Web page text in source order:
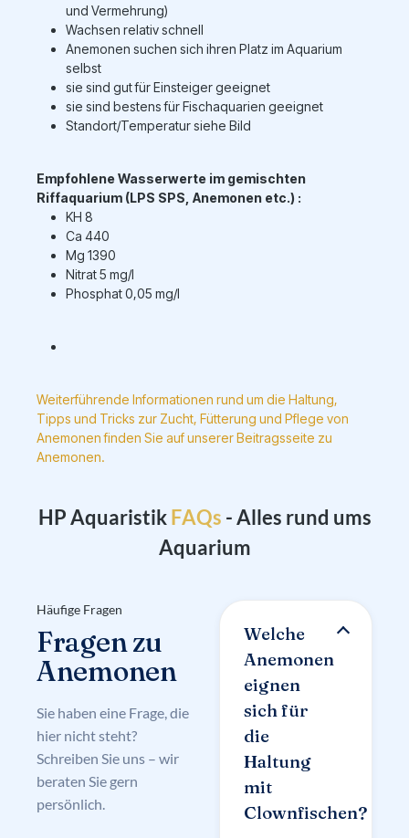
und Vermehrung)
Wachsen relativ schnell
Anemonen suchen sich ihren Platz im Aquarium
selbst
sie sind gut für Einsteiger geeignet
sie sind bestens für Fischaquarien geeignet
Standort/Temperatur siehe Bild
Empfohlene Wasserwerte im gemischten
Riffaquarium (LPS SPS, Anemonen etc.) :
KH 8
Ca 440
Mg 1390
Nitrat 5 mg/l
Phosphat 0,05 mg/l
Weiterführende Informationen rund um die Haltung,
Tipps und Tricks zur Zucht, Fütterung und Pflege von
Anemonen finden Sie auf unserer Beitragsseite zu
Anemonen.
HP Aquaristik
- Alles rund ums
Aquarium
Häufige Fragen
Fragen zu
Anemonen
Sie haben eine Frage, die
hier nicht steht?
Schreiben Sie uns – wir
beraten Sie gern
persönlich.
Welche
Anemonen
eignen
sich für
die
Haltung
mit
Clownfischen?